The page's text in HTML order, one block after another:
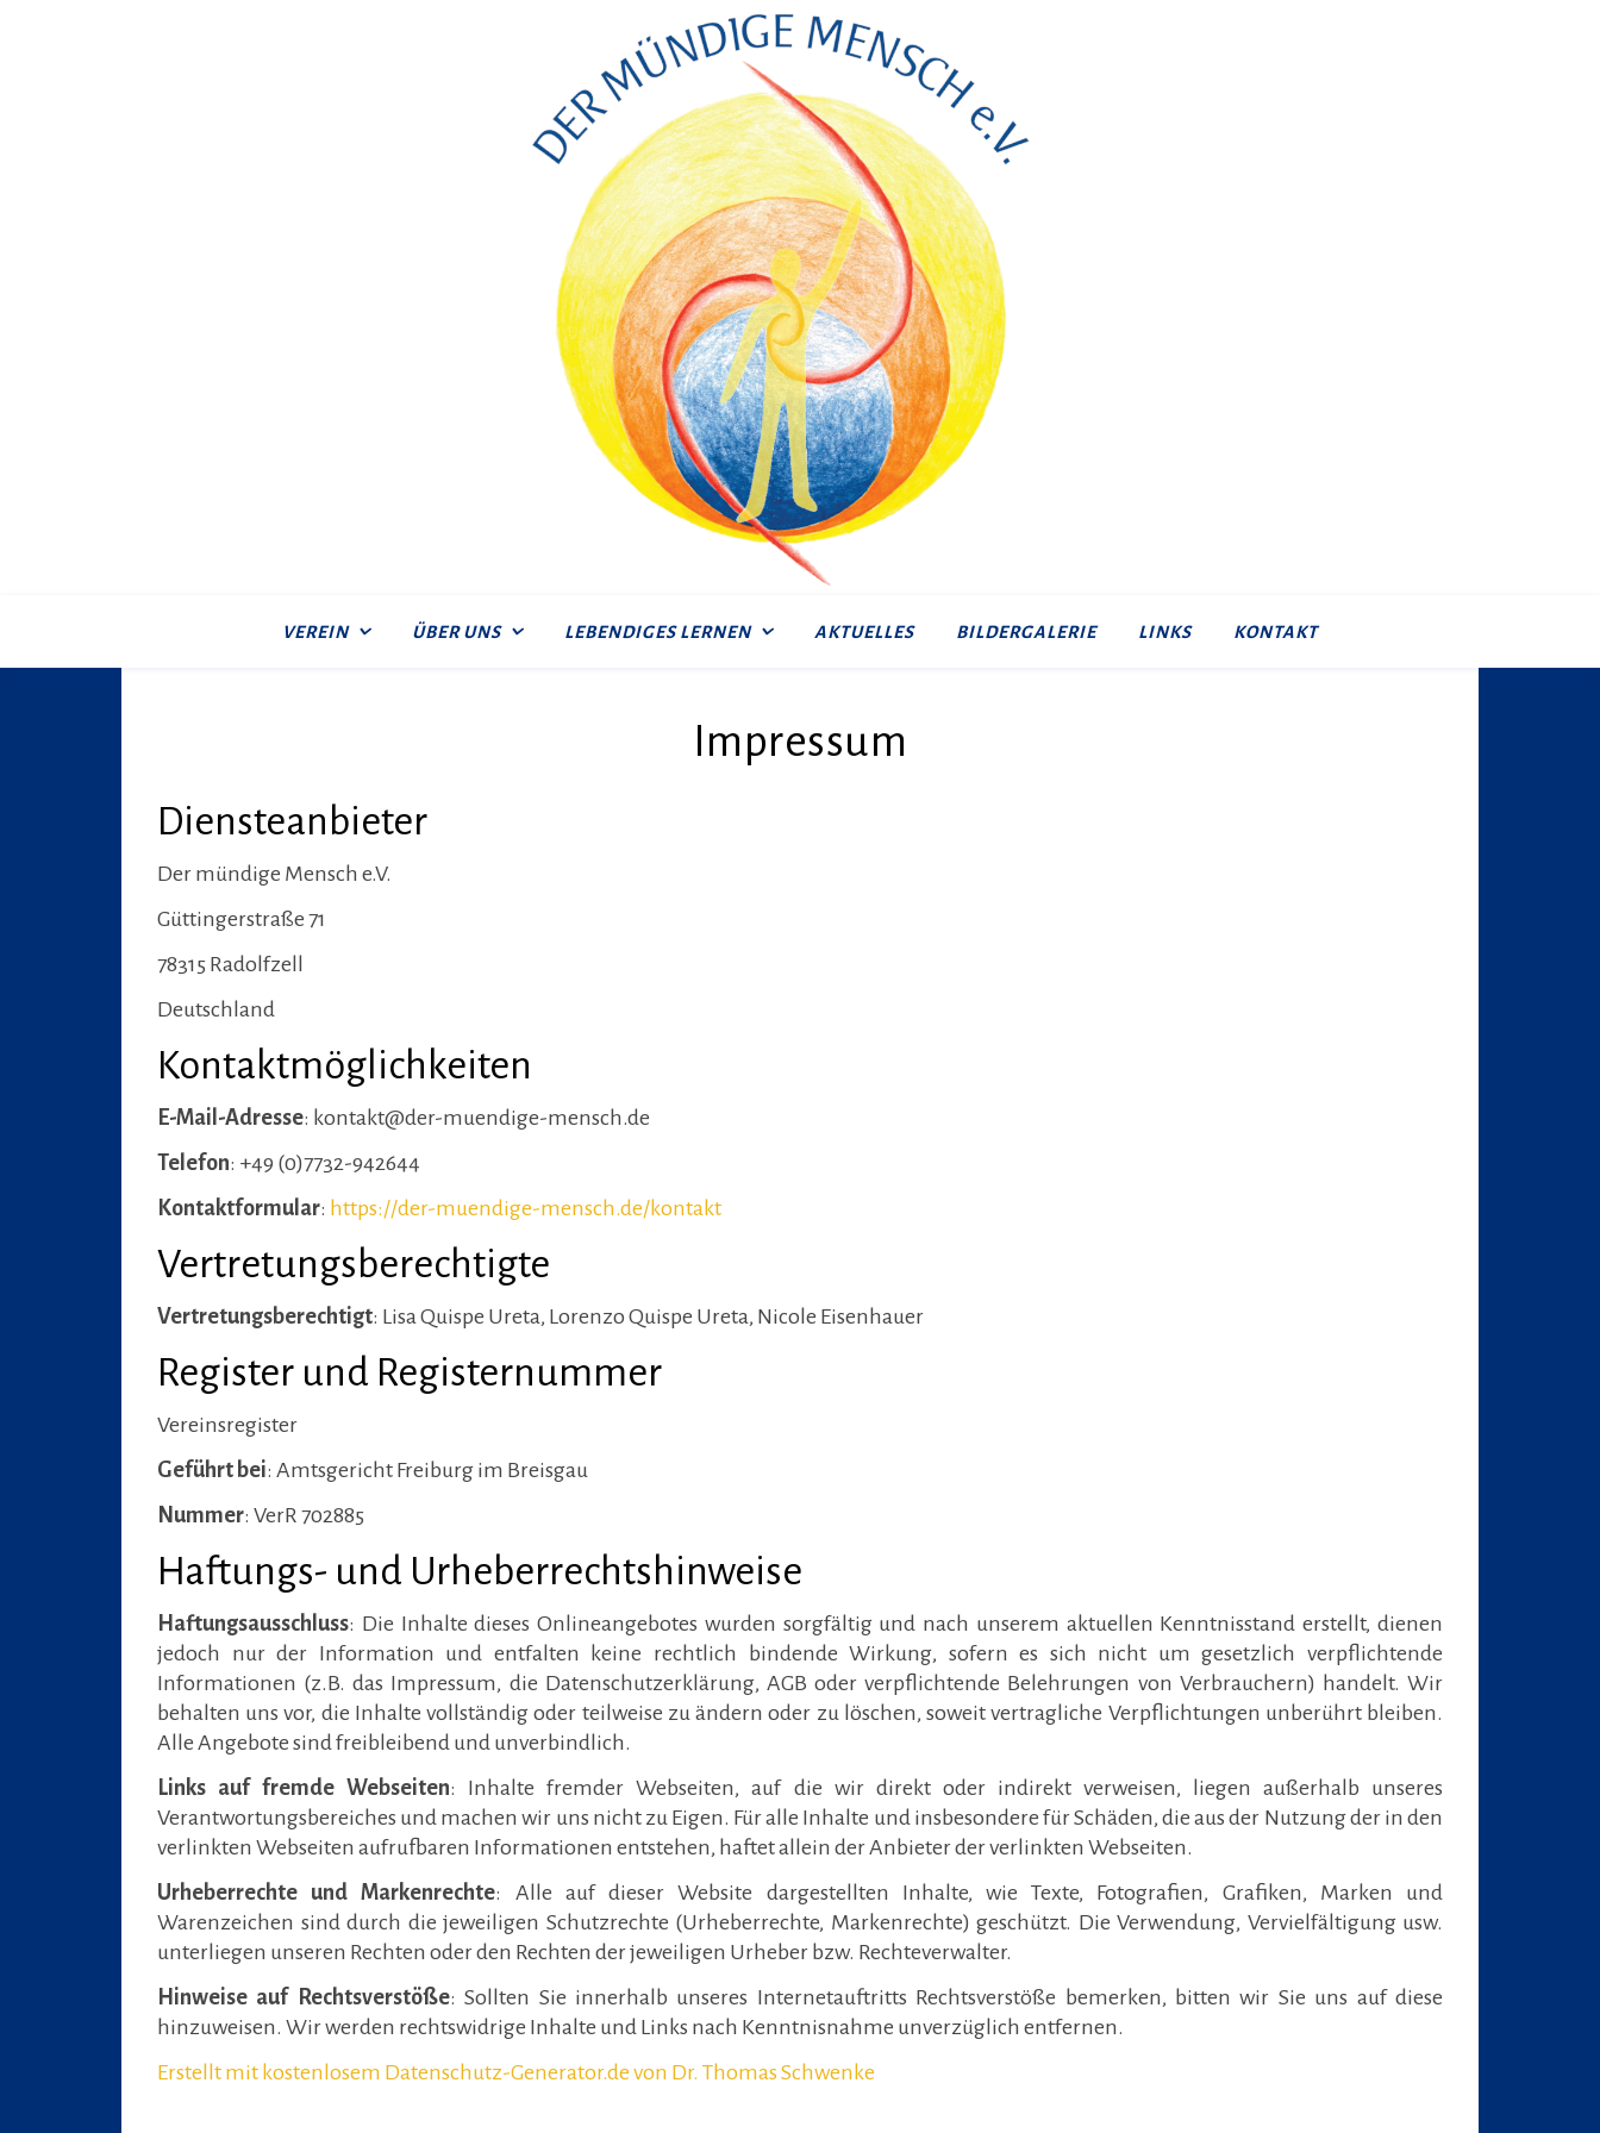
VEREIN ÜBER UNS LEBENDIGES LERNEN AKTUELLES BILDERGALERIE LINKS KONTAKT
Impressum
Diensteanbieter
Der mündige Mensch e.V.
Güttingerstraße 71
78315 Radolfzell
Deutschland
Kontaktmöglichkeiten
E-Mail-Adresse: kontakt@der-muendige-mensch.de
Telefon: +49 (0)7732-942644
Kontaktformular: https://der-muendige-mensch.de/kontakt
Vertretungsberechtigte
Vertretungsberechtigt: Lisa Quispe Ureta, Lorenzo Quispe Ureta, Nicole Eisenhauer
Register und Registernummer
Vereinsregister
Geführt bei: Amtsgericht Freiburg im Breisgau
Nummer: VerR 702885
Haftungs- und Urheberrechtshinweise
Haftungsausschluss: Die Inhalte dieses Onlineangebotes wurden sorgfältig und nach unserem aktuellen Kenntnisstand erstellt, dienen
jedoch nur der Information und entfalten keine rechtlich bindende Wirkung, sofern es sich nicht um gesetzlich verpflichtende
Informationen (z.B. das Impressum, die Datenschutzerklärung, AGB oder verpflichtende Belehrungen von Verbrauchern) handelt. Wir
behalten uns vor, die Inhalte vollständig oder teilweise zu ändern oder zu löschen, soweit vertragliche Verpflichtungen unberührt bleiben.
Alle Angebote sind freibleibend und unverbindlich.
Links auf fremde Webseiten: Inhalte fremder Webseiten, auf die wir direkt oder indirekt verweisen, liegen außerhalb unseres
Verantwortungsbereiches und machen wir uns nicht zu Eigen. Für alle Inhalte und insbesondere für Schäden, die aus der Nutzung der in den
verlinkten Webseiten aufrufbaren Informationen entstehen, haftet allein der Anbieter der verlinkten Webseiten.
Urheberrechte und Markenrechte: Alle auf dieser Website dargestellten Inhalte, wie Texte, Fotografien, Grafiken, Marken und
Warenzeichen sind durch die jeweiligen Schutzrechte (Urheberrechte, Markenrechte) geschützt. Die Verwendung, Vervielfältigung usw.
unterliegen unseren Rechten oder den Rechten der jeweiligen Urheber bzw. Rechteverwalter.
Hinweise auf Rechtsverstöße: Sollten Sie innerhalb unseres Internetauftritts Rechtsverstöße bemerken, bitten wir Sie uns auf diese
hinzuweisen. Wir werden rechtswidrige Inhalte und Links nach Kenntnisnahme unverzüglich entfernen.
Erstellt mit kostenlosem Datenschutz-Generator.de von Dr. Thomas Schwenke